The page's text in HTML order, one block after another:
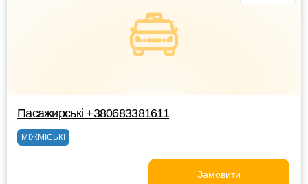
Пасажирські +380683381611
МІЖМІСЬКІ
Замовити